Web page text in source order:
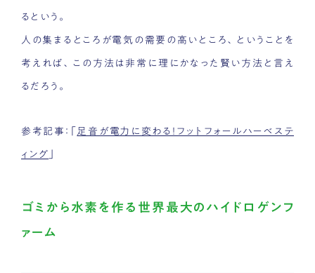
るという。
人の集まるところが電気の需要の高いところ、ということを
考えれば、この方法は非常に理にかなった賢い方法と言え
るだろう。
参考記事：「 足音が電力に変わる！フットフォールハーベステ
ィング
ゴミから水素を作る世界最大のハイドロゲンフ
ァーム